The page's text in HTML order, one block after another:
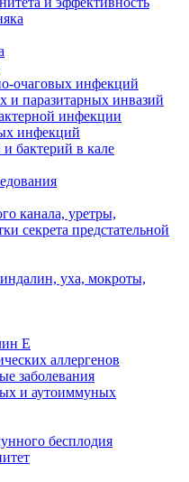
очаговых инфекций
и паразитарных инвазий
инфекции
инфекций
бактерий в кале
канала, уретры,
секрета предстательной
уха, мокроты,
Е
аллергенов
заболевания
и аутоиммуных
бесплодия